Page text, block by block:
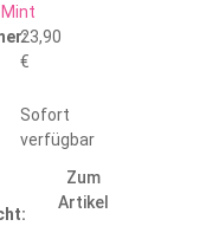
23,90
€
Sofort
verfügbar
Zum
Artikel